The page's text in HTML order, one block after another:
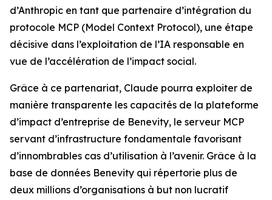
d’Anthropic en tant que partenaire d’intégration du
protocole MCP (Model Context Protocol), une étape
décisive dans l’exploitation de l’IA responsable en
vue de l’accélération de l’impact social.
Grâce à ce partenariat, Claude pourra exploiter de
manière transparente les capacités de la plateforme
d’impact d’entreprise de Benevity, le serveur MCP
servant d’infrastructure fondamentale favorisant
d’innombrables cas d’utilisation à l’avenir. Grâce à la
base de données Benevity qui répertorie plus de
deux millions d’organisations à but non lucratif